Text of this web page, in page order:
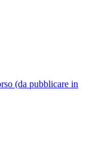
(da pubblicare in